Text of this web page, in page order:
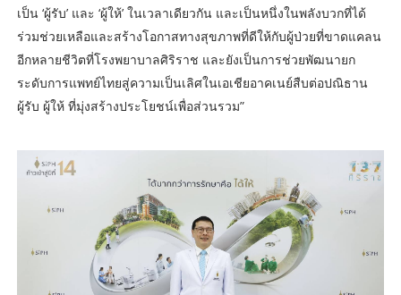
เป็น ‘ผู้รับ’ และ ‘ผู้ให้’ ในเวลาเดียวกัน และเป็นหนึ่งในพลังบวกที่ได้
ร่วมช่วยเหลือและสร้างโอกาสทางสุขภาพที่ดีให้กับผู้ป่วยที่ขาดแคลน
อีกหลายชีวิตที่โรงพยาบาลศิริราช และยังเป็นการช่วยพัฒนายก
ระดับการแพทย์ไทยสู่ความเป็นเลิศในเอเชียอาคเนย์สืบต่อปณิธาน
ผู้รับ ผู้ให้ ที่มุ่งสร้างประโยชน์เพื่อส่วนรวม”